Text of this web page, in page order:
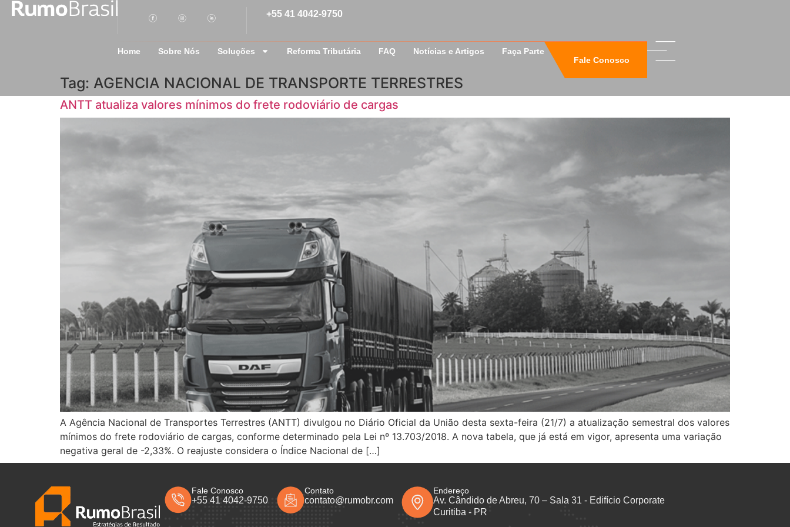
+55 41 4042-9750
Home Sobre Nós Soluções Reforma Tributária FAQ Notícias e Artigos
Faça Parte
Fale Conosco
Tag: AGENCIA NACIONAL DE TRANSPORTE TERRESTRES
ANTT atualiza valores mínimos do frete rodoviário de cargas
A Agência Nacional de Transportes Terrestres (ANTT) divulgou no Diário Oficial da União desta sexta-feira (21/7) a atualização semestral dos valores
mínimos do frete rodoviário de cargas, conforme determinado pela Lei nº 13.703/2018. A nova tabela, que já está em vigor, apresenta uma variação
negativa geral de -2,33%. O reajuste considera o Índice Nacional de […]
Fale Conosco
+55 41 4042-9750
Contato
contato@rumobr.com
Endereço
Av. Cândido de Abreu, 70 – Sala 31 - Edifício Corporate
Curitiba - PR